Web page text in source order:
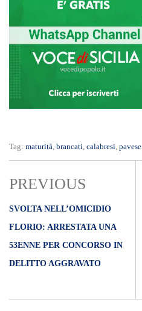
Tag: maturità brancati calabresi pavese
PREVIOUS
SVOLTA NELL’OMICIDIO
FLORIO: ARRESTATA UNA
53ENNE PER CONCORSO IN
DELITTO AGGRAVATO